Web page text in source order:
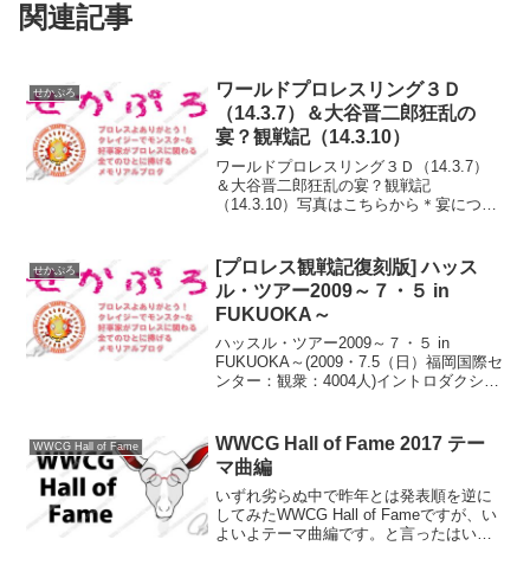
関連記事
せかぷろ
ワールドプロレスリング３Ｄ
（14.3.7）＆大谷晋二郎狂乱の
宴？観戦記（14.3.10）
ワールドプロレスリング３Ｄ（14.3.7）
＆大谷晋二郎狂乱の宴？観戦記
（14.3.10）写真はこちらから＊宴につい
記だけにしてしまうと写真が少なすぎて
もったいないので二...
せかぷろ
[プロレス観戦記復刻版] ハッス
ル・ツアー2009～７・５ in
FUKUOKA～
ハッスル・ツアー2009～７・５ in
FUKUOKA～(2009・7.5（日）福岡国際セ
ンター：観衆：4004人)イントロダクショ
倉までは１時間１５分。ここまでは予
想...
WWCG Hall of Fame
WWCG Hall of Fame 2017 テー
マ曲編
いずれ劣らぬ中で昨年とは発表順を逆に
してみたWWCG Hall of Fameですが、い
よいよテーマ曲編です。と言ったはいい